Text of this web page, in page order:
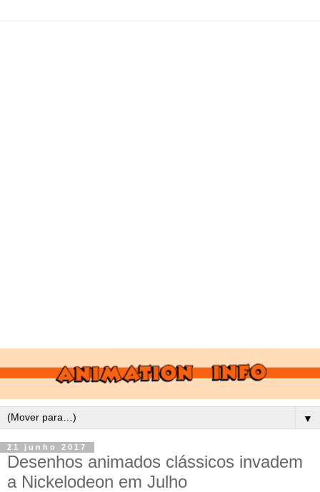
▼
21 junho 2017
Desenhos animados clássicos invadem
a Nickelodeon em Julho